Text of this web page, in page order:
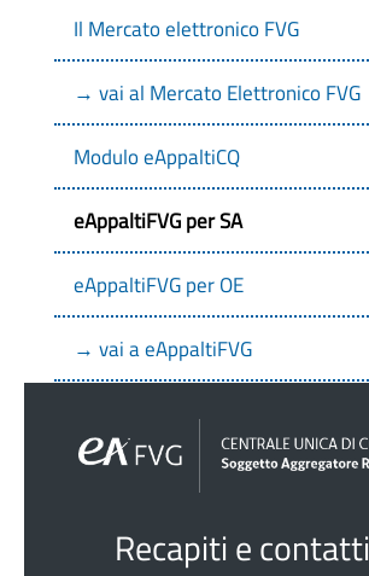
Il Mercato elettronico FVG
→ vai al Mercato Elettronico FVG
Modulo eAppaltiCQ
eAppaltiFVG per SA
eAppaltiFVG per OE
→ vai a eAppaltiFVG
Recapiti e contatti